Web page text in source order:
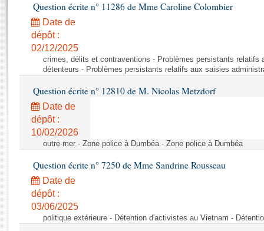
Propositions de loi
Amendements
Textes adoptés
Rapports d'information
Rapports législatifs
Rapports sur l'application des lois
Baromètre de l’application des lois
Dossiers législatifs
Budget et sécurité sociale
Questions écrites et orales
Comptes rendus des débats
Histoire
Juniors
Anciennes législatures
Liens vers les sites publics
Photos libres de droit
Question écrite n° 11286 de Mme Caroline Colombier
Date de
dépôt :
02/12/2025
crimes, délits et contraventions - Problèmes persistants relatifs
détenteurs - Problèmes persistants relatifs aux saisies
Question écrite n° 12810 de M. Nicolas Metzdorf
Date de
dépôt :
10/02/2026
outre-mer - Zone police à Dumbéa - Zone police à Dumbéa
Question écrite n° 7250 de Mme Sandrine Rousseau
Date de
dépôt :
03/06/2025
politique extérieure - Détention d'activistes au Vietnam -